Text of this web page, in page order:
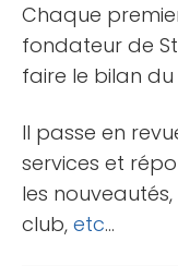
Chaque
fondateur de
faire le bilan du
Il passe en
services et
les
club, etc…